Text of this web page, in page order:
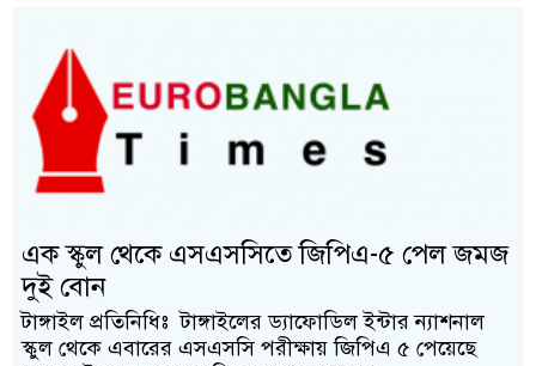
এক স্কুল থেকে এসএসসিতে জিপিএ-৫ পেল জমজ
দুই বোন
টাঙ্গাইল প্রতিনিধিঃ টাঙ্গাইলের ড্যাফোডিল ইন্টার ন্যাশনাল
স্কুল থেকে এবারের এসএসসি পরীক্ষায় জিপিএ ৫ পেয়েছে